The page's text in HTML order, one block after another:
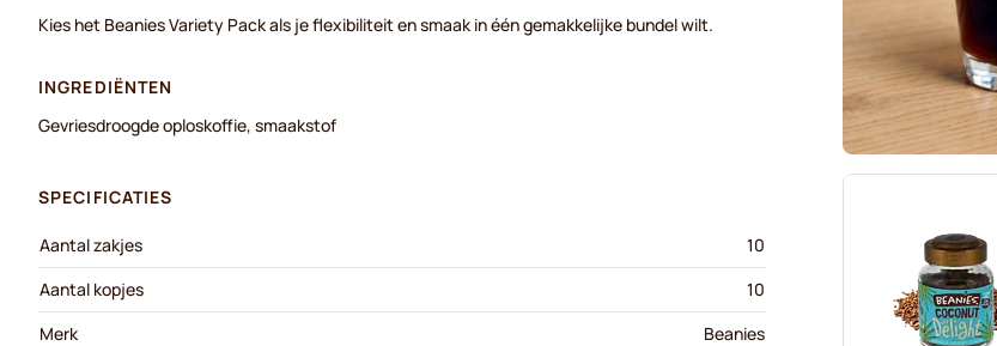
Kies het Beanies Variety Pack als je flexibiliteit en smaak in één gemakkelijke bundel wilt.
INGREDIËNTEN
Gevriesdroogde oploskoffie, smaakstof
SPECIFICATIES
Aantal zakjes
10
Aantal kopjes
10
Merk
Beanies